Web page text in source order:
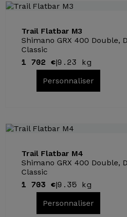
Trail Flatbar M3
Shimano GRX 400 Double,
Classic
1 702 €|9.23 kg
Personnaliser
Trail Flatbar M4
Shimano GRX 400 Double,
Classic
1 703 €|9.35 kg
Personnaliser